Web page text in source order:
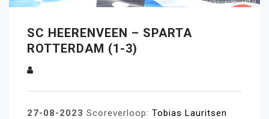
SC HEERENVEEN – SPARTA
ROTTERDAM (1-3)
27-08-2023 Scoreverloop: Tobias Lauritsen